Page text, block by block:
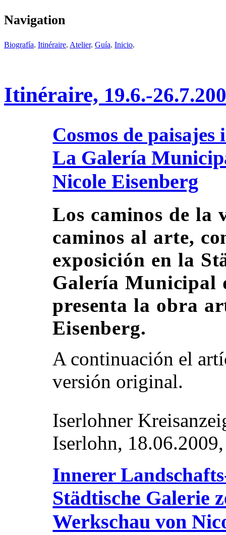
Navigation
Biografía. Itinéraire. Atelier. Guía. Inicio.
Itinéraire, 19.6.-
Cosmos de paisajes
La Galería
Nicole Eisenberg
Los caminos de la
caminos al arte,
exposición en la
Galería Municipal
presenta la obra
Eisenberg.
A continuación el
versión original.
Iserlohner
Iserlohn,
Innerer
Städtische Galerie
Werkschau von